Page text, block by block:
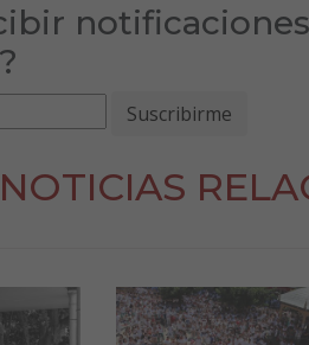
NOTICIAS